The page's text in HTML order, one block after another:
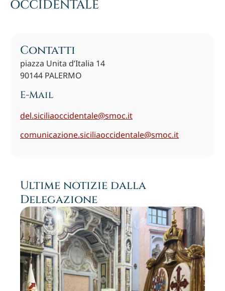
OCCIDENTALE
Contatti
piazza Unita d’Italia 14
90144 PALERMO
E-Mail
del.siciliaoccidentale@smoc.it
comunicazione.siciliaoccidentale@smoc.it
Ultime notizie dalla
Delegazione